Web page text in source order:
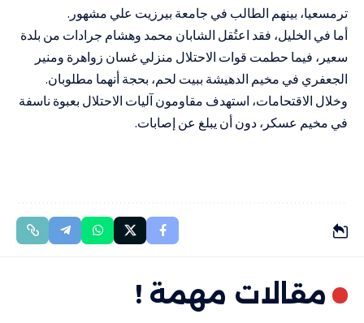
ترمسعيا، بينهم الطالب في جامعة بيرزيت علي مشهور.
أما في الخليل، فقد اعتُقل الشابان محمد وهشام جرادات من بلدة
سعير، فيما حطمت قوات الاحتلال منزلي غسان زواهرة ومنير
الجعفري في مخيم الدهيشة ببيت لحم، بحجة أنهما مطلوبان.
وخلال الاقتحامات، استهدف مقاومون آليات الاحتلال بعبوة ناسفة
في مخيم عسكر، دون أن يبلغ عن إصابات.
مقالات مهمة !